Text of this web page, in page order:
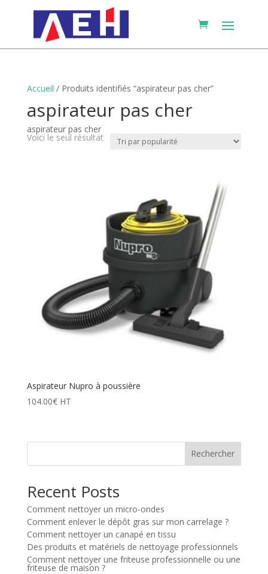
Accueil / Produits identifiés “aspirateur pas cher”
aspirateur pas cher
aspirateur pas cher
Voici le seul résultat
Aspirateur Nupro à poussière
104.00€ HT
Rechercher
Recent Posts
Comment nettoyer un micro-ondes
Comment enlever le dépôt gras sur mon carrelage ?
Comment nettoyer un canapé en tissu
Des produits et matériels de nettoyage professionnels
Comment nettoyer une friteuse professionnelle ou une
friteuse de maison ?